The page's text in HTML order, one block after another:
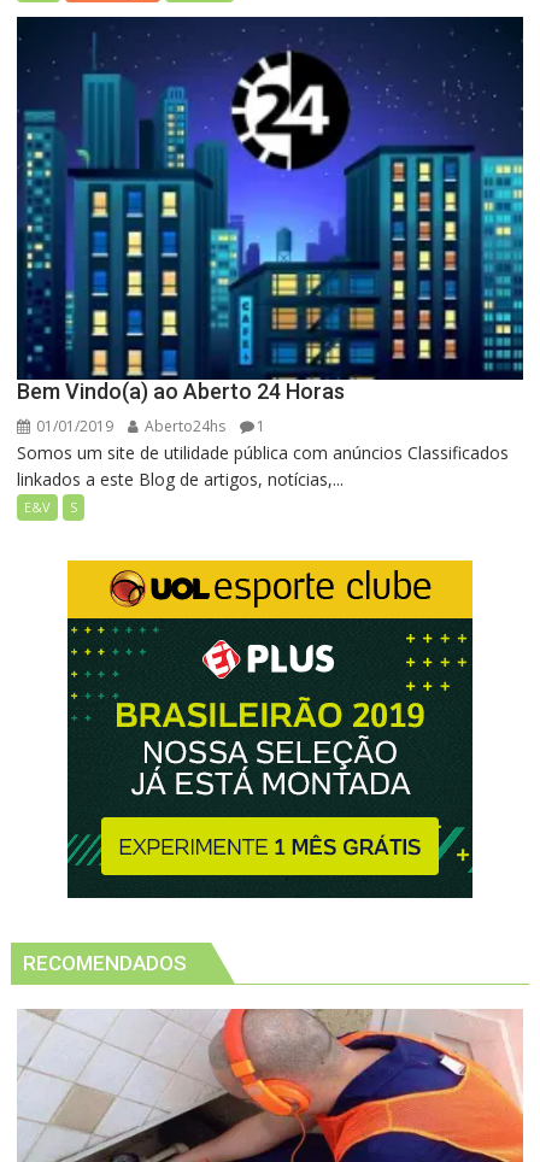
Bem Vindo(a) ao Aberto 24 Horas
01/01/2019 Aberto24hs 1
Somos um site de utilidade pública com anúncios Classificados
linkados a este Blog de artigos, notícias,...
E&V S
RECOMENDADOS